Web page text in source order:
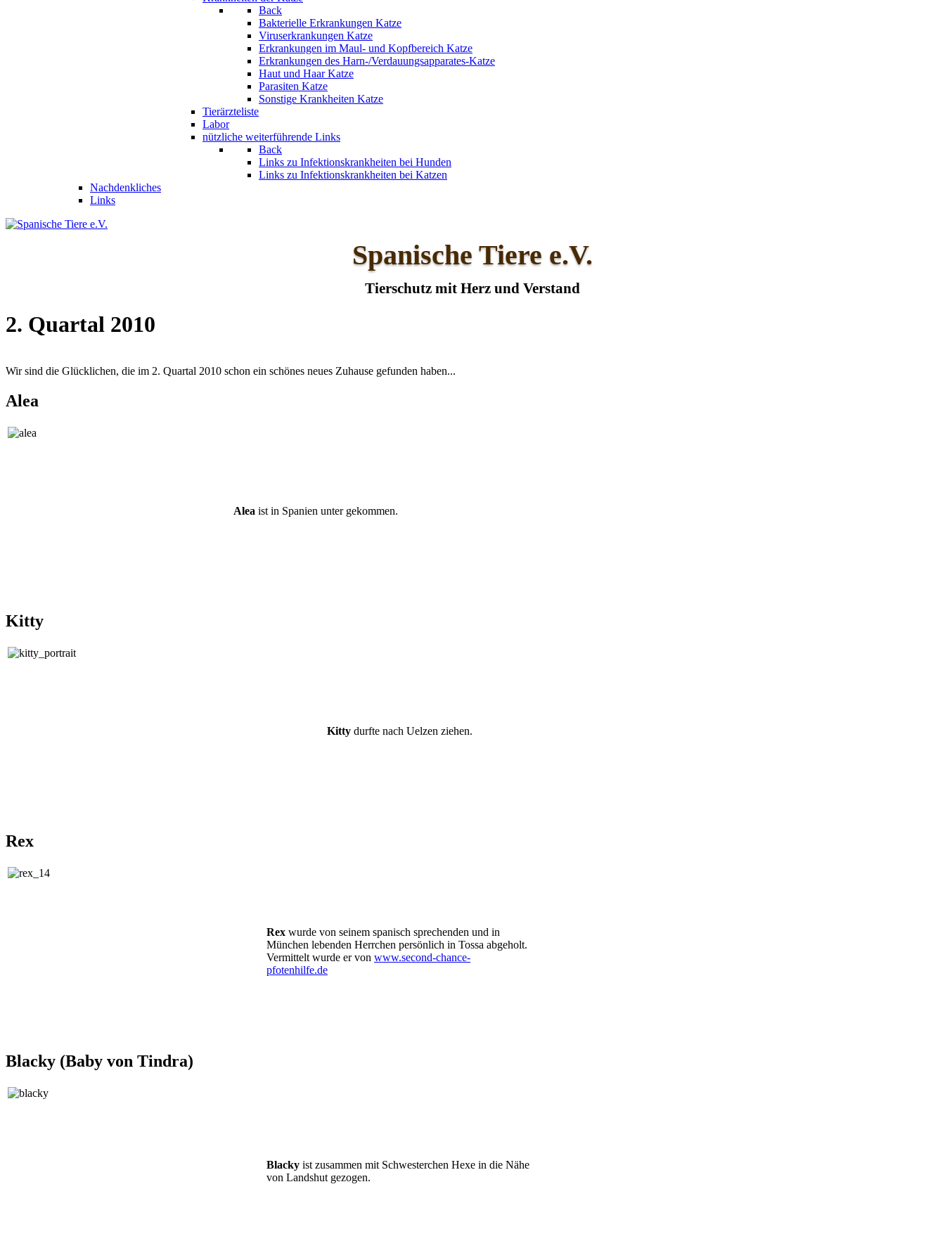
Back
Bakterielle Erkrankungen Katze
Viruserkrankungen Katze
Erkrankungen im Maul- und Kopfbereich Katze
Erkrankungen des Harn-/Verdauungsapparates-Katze
Haut und Haar Katze
Parasiten Katze
Sonstige Krankheiten Katze
Tierärzteliste
Labor
nützliche weiterführende Links
Back
Links zu Infektionskrankheiten bei Hunden
Links zu Infektionskrankheiten bei Katzen
Nachdenkliches
Links
Spanische Tiere e.V.
Tierschutz mit Herz und Verstand
2. Quartal 2010
Wir sind die Glücklichen, die im 2. Quartal 2010 schon ein schönes neues Zuhause gefunden haben...
Alea
Alea ist in Spanien unter gekommen.
Kitty
Kitty durfte nach Uelzen ziehen.
Rex
Rex wurde von seinem spanisch sprechenden und in
München lebenden Herrchen persönlich in Tossa abgeholt.
Vermittelt wurde er von www.second-chance-
pfotenhilfe.de
Blacky (Baby von Tindra)
Blacky ist zusammen mit Schwesterchen Hexe in die Nähe
von Landshut gezogen.